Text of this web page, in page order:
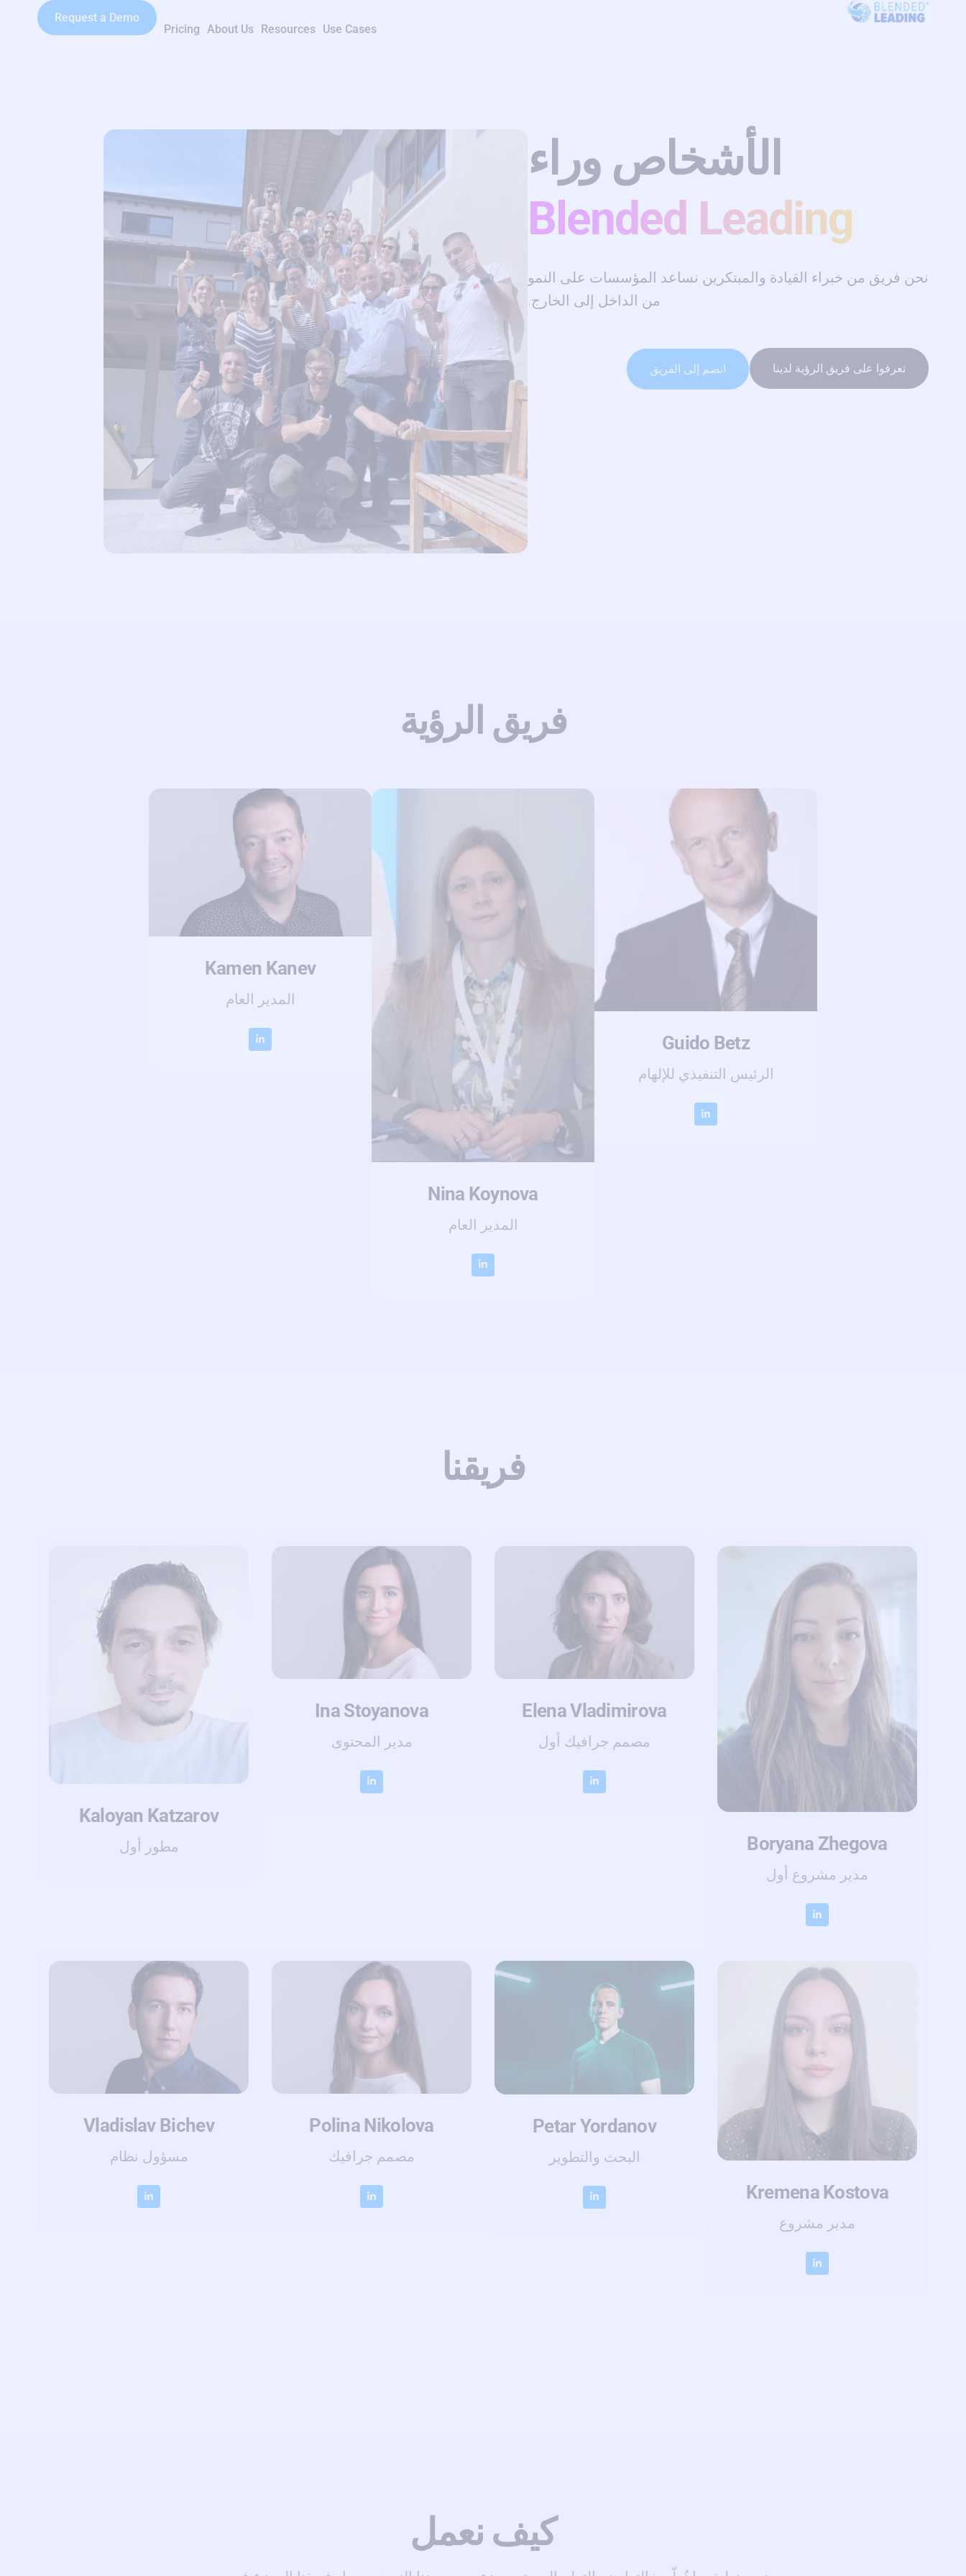
Use Cases
Resources
About Us
Pricing
Request a Demo
الأشخاص وراء
Blended Leading
نحن فريق من خبراء القيادة والمبتكرين نساعد المؤسسات على النمو
من الداخل إلى الخارج.
تعرفوا على فريق الرؤية لدينا انضم إلى الفريق
فريق الرؤية
Guido Betz
الرئيس التنفيذي للإلهام
Nina Koynova
المدير العام
Kamen Kanev
المدير العام
فريقنا
Boryana Zhegova
مدير مشروع أول
Еlena Vladimirova
مصمم جرافيك أول
Ina Stoyanova
مدير المحتوى
Kaloyan Katzarov
مطور أول
Kremena Kostova
مدير مشروع
Petar Yordanov
البحث والتطوير
Polina Nikolova
مصمم جرافيك
Vladislav Bichev
مسؤول نظام
كيف نعمل